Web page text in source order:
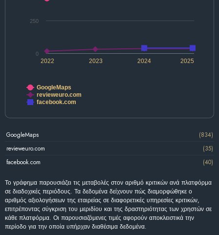
2022 2024
2023 2025
0
250
GoogleMaps
revieweuro.com
facebook.com
GoogleMaps
(834)
revieweuro.com
(35)
facebook.com
(40)
Το γράφημα παρουσιάζει τις μεταβολές στον αριθμό κριτικών ανά πλατφόρμα
σε διαδοχικές περιόδους. Τα δεδομένα δείχνουν πώς διαμορφώθηκε ο
αριθμός αξιολογήσεων της εταιρείας σε διαφορετικές υπηρεσίες κριτικών,
επιτρέποντας σύγκριση του μεριδίου και της δραστηριότητας των χρηστών σε
κάθε πλατφόρμα. Οι παρουσιαζόμενες τιμές αφορούν αποκλειστικά την
περίοδο για την οποία υπήρχαν διαθέσιμα δεδομένα.